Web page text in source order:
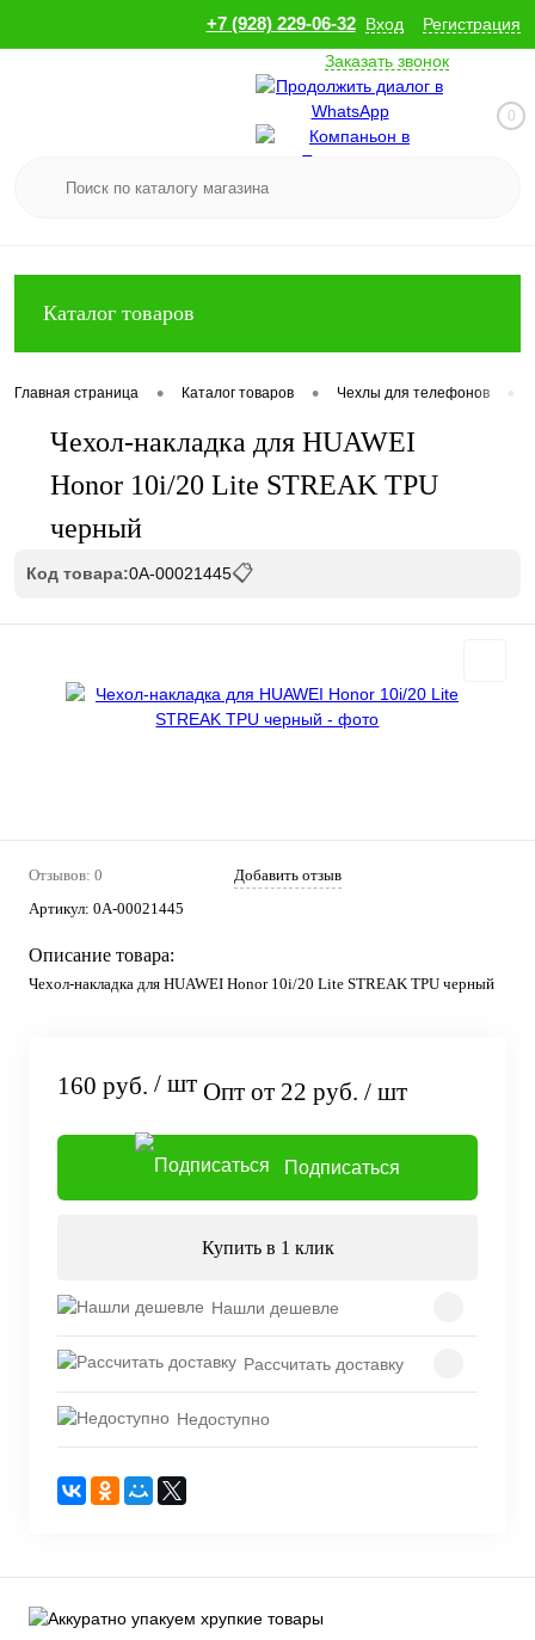
+7 (928) 229-06-32 Вход
Регистрация
Заказать звонок
0
Каталог товаров
Главная страница • Каталог товаров • Чехлы для телефонов •
Чехол-накладка для HUAWEI
Honor 10i/20 Lite STREAK TPU
черный
Код товара:0А-00021445📋
Отзывов: 0
Добавить отзыв
Артикул: 0А-00021445
Описание товара:
Чехол-накладка для HUAWEI Honor 10i/20 Lite STREAK TPU черный
160 руб. / шт Опт от 22 руб. / шт
Подписаться
Купить в 1 клик
Нашли дешевле
Рассчитать доставку
Недоступно